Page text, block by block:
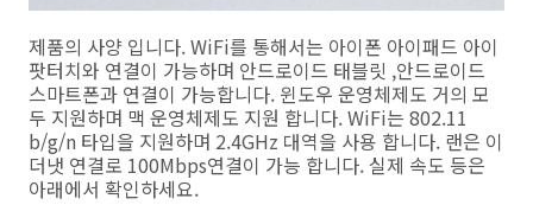
제품의 사양 입니다. WiFi를 통해서는 아이폰 아이패드 아이
팟터치와 연결이 가능하며 안드로이드 태블릿 ,안드로이드
스마트폰과 연결이 가능합니다. 윈도우 운영체제도 거의 모
두 지원하며 맥 운영체제도 지원 합니다. WiFi는 802.11
b/g/n 타입을 지원하며 2.4GHz 대역을 사용 합니다. 랜은 이
더냇 연결로 100Mbps연결이 가능 합니다. 실제 속도 등은
아래에서 확인하세요.